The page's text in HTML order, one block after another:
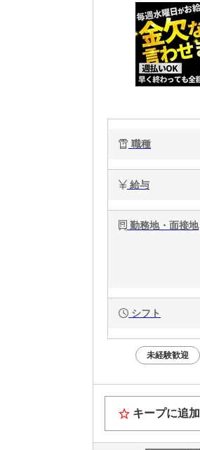
職種
給与
勤務地・面接地
シフト
未経験歓迎
キープに追加